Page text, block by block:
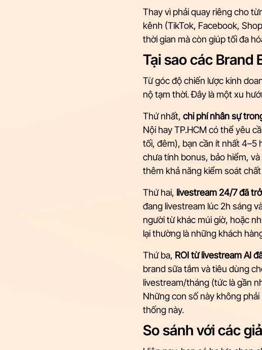
Thay vì phải quay riêng cho
kênh (TikTok, Facebook,
thời gian mà còn giúp tối đa
Tại sao các Brand
Từ góc độ chiến lược kinh
nộ tạm thời. Đây là một xu
Thứ nhất, chi phí nhân sự
Nội hay TP.HCM có thể yêu
tối, đêm), bạn cần ít nhất 4–5
chưa tính bonus, bảo hiểm, và
thêm khả năng kiểm soát
Thứ hai, livestream 24/7 đã
đang livestream lúc 2h sáng
người từ khác múi giờ, hoặc
lại thường là những khách
Thứ ba, ROI từ livestream AI
brand sữa tắm và tiêu dùng
livestream/tháng (tức là gần
Những con số này không
thống này.
So sánh với các